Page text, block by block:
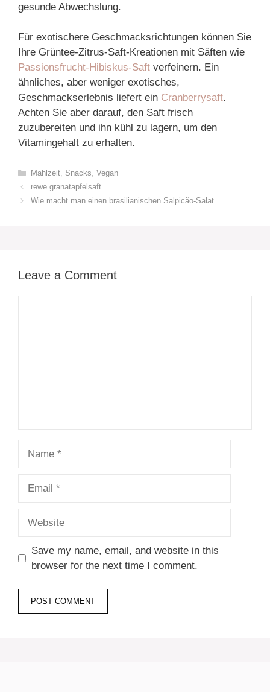
gesunde Abwechslung.
Für exotischere Geschmacksrichtungen können Sie
Ihre Grüntee-Zitrus-Saft-Kreationen mit Säften wie
Passionsfrucht-Hibiskus-Saft verfeinern. Ein
ähnliches, aber weniger exotisches,
Geschmackserlebnis liefert ein Cranberrysaft.
Achten Sie aber darauf, den Saft frisch
zuzubereiten und ihn kühl zu lagern, um den
Vitamingehalt zu erhalten.
Categories
Mahlzeit, Snacks, Vegan
rewe granatapfelsaft
Wie macht man einen brasilianischen Salpicão-Salat
Leave a Comment
Save my name, email, and website in this
browser for the next time I comment.